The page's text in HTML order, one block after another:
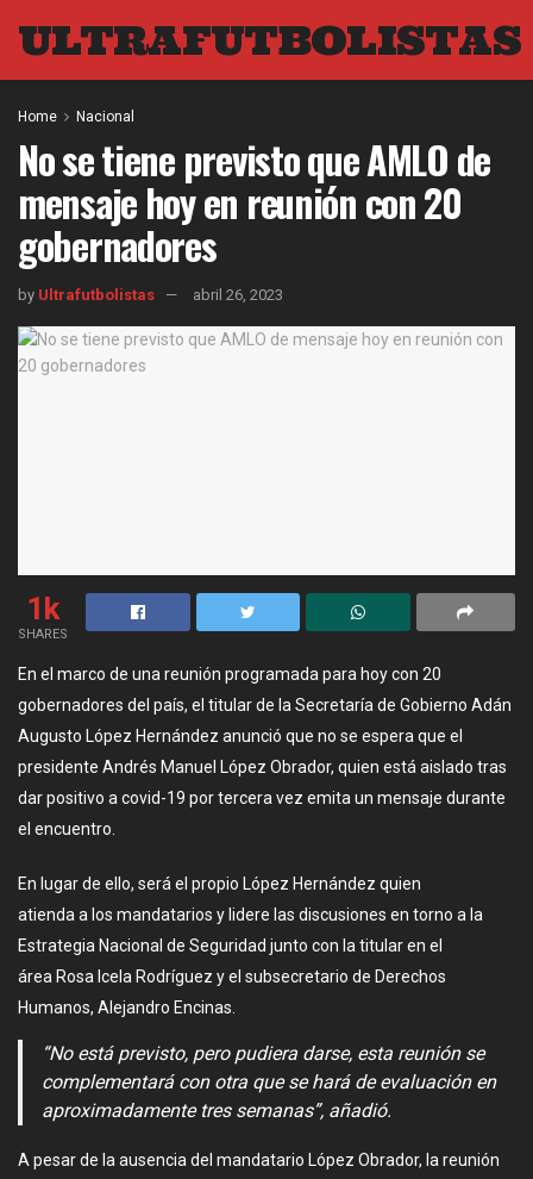
ULTRAFUTBOLISTAS
Home Nacional
No se tiene previsto que AMLO de
mensaje hoy en reunión con 20
gobernadores
by Ultrafutbolistas abril 26, 2023
1k
SHARES
En el marco de una reunión programada para hoy con 20
gobernadores del país, el titular de la Secretaría de Gobierno Adán
Augusto López Hernández anunció que no se espera que el
presidente Andrés Manuel López Obrador, quien está aislado tras
dar positivo a covid-19 por tercera vez emita un mensaje durante
el encuentro.
En lugar de ello, será el propio López Hernández quien
atienda a los mandatarios y lidere las discusiones en torno a la
Estrategia Nacional de Seguridad junto con la titular en el
área Rosa Icela Rodríguez y el subsecretario de Derechos
Humanos, Alejandro Encinas.
“No está previsto, pero pudiera darse, esta reunión se
complementará con otra que se hará de evaluación en
aproximadamente tres semanas”, añadió.
A pesar de la ausencia del mandatario López Obrador, la reunión